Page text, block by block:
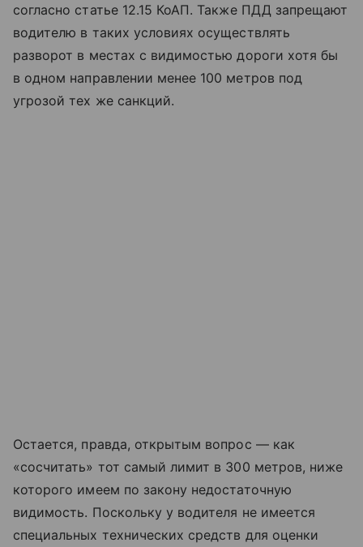
согласно статье 12.15 КоАП. Также ПДД запрещают
водителю в таких условиях осуществлять
разворот в местах с видимостью дороги хотя бы
в одном направлении менее 100 метров под
угрозой тех же санкций.
Остается, правда, открытым вопрос — как
«сосчитать» тот самый лимит в 300 метров, ниже
которого имеем по закону недостаточную
видимость. Поскольку у водителя не имеется
специальных технических средств для оценки